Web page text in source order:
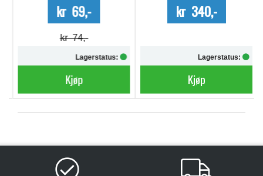
kr 69,-
kr 74,-
Lagerstatus:
Kjøp
kr 340,-
Lagerstatus:
Kjøp